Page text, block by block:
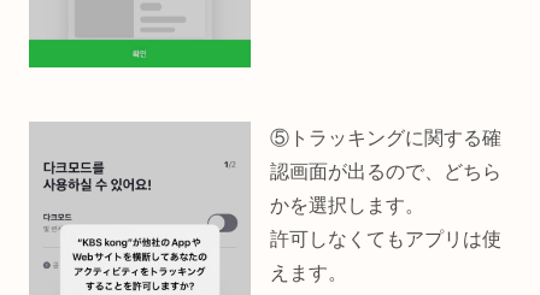
⑤トラッキングに関する確
認画面が出るので、どちら
かを選択します。
許可しなくてもアプリは使
えます。